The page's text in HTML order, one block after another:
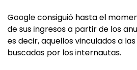
Google consiguió hasta el
de sus ingresos a partir de los
es decir, aquellos vinculados a
buscadas por los internautas.